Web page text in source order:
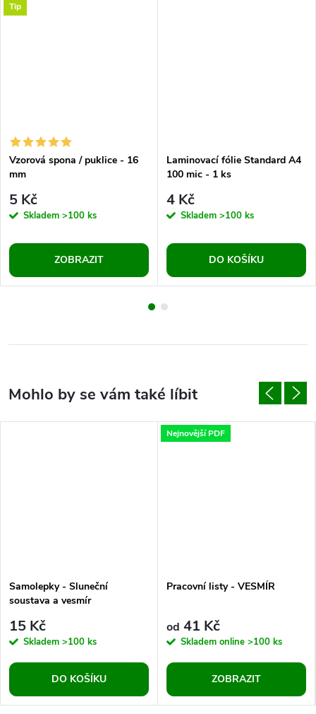
Tip
Vzorová spona / puklice - 16
mm
5 Kč
Skladem >100 ks
ZOBRAZIT
Laminovací fólie Standard A4
100 mic - 1 ks
4 Kč
Skladem >100 ks
DO KOŠÍKU
Samolepky - Sluneční
soustava a vesmír
15 Kč
Skladem >100 ks
DO KOŠÍKU
Nejnovější PDF
Pracovní listy - VESMÍR
od 41 Kč
Skladem online >100 ks
ZOBRAZIT